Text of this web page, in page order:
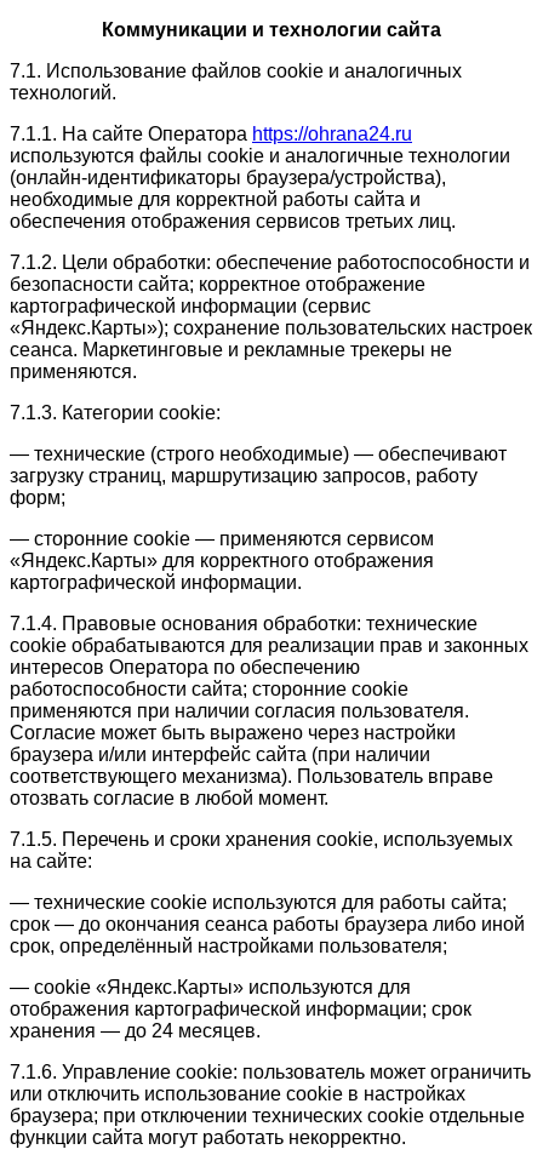
Коммуникации и технологии сайта
7.1. Использование файлов cookie и аналогичных
технологий.
7.1.1. На сайте Оператора https://ohrana24.ru
используются файлы cookie и аналогичные технологии
(онлайн-идентификаторы браузера/устройства),
необходимые для корректной работы сайта и
обеспечения отображения сервисов третьих лиц.
7.1.2. Цели обработки: обеспечение работоспособности и
безопасности сайта; корректное отображение
картографической информации (сервис
«Яндекс.Карты»); сохранение пользовательских настроек
сеанса. Маркетинговые и рекламные трекеры не
применяются.
7.1.3. Категории cookie:
— технические (строго необходимые) — обеспечивают
загрузку страниц, маршрутизацию запросов, работу
форм;
— сторонние cookie — применяются сервисом
«Яндекс.Карты» для корректного отображения
картографической информации.
7.1.4. Правовые основания обработки: технические
cookie обрабатываются для реализации прав и законных
интересов Оператора по обеспечению
работоспособности сайта; сторонние cookie
применяются при наличии согласия пользователя.
Согласие может быть выражено через настройки
браузера и/или интерфейс сайта (при наличии
соответствующего механизма). Пользователь вправе
отозвать согласие в любой момент.
7.1.5. Перечень и сроки хранения cookie, используемых
на сайте:
— технические cookie используются для работы сайта;
срок — до окончания сеанса работы браузера либо иной
срок, определённый настройками пользователя;
— cookie «Яндекс.Карты» используются для
отображения картографической информации; срок
хранения — до 24 месяцев.
7.1.6. Управление cookie: пользователь может ограничить
или отключить использование cookie в настройках
браузера; при отключении технических cookie отдельные
функции сайта могут работать некорректно.